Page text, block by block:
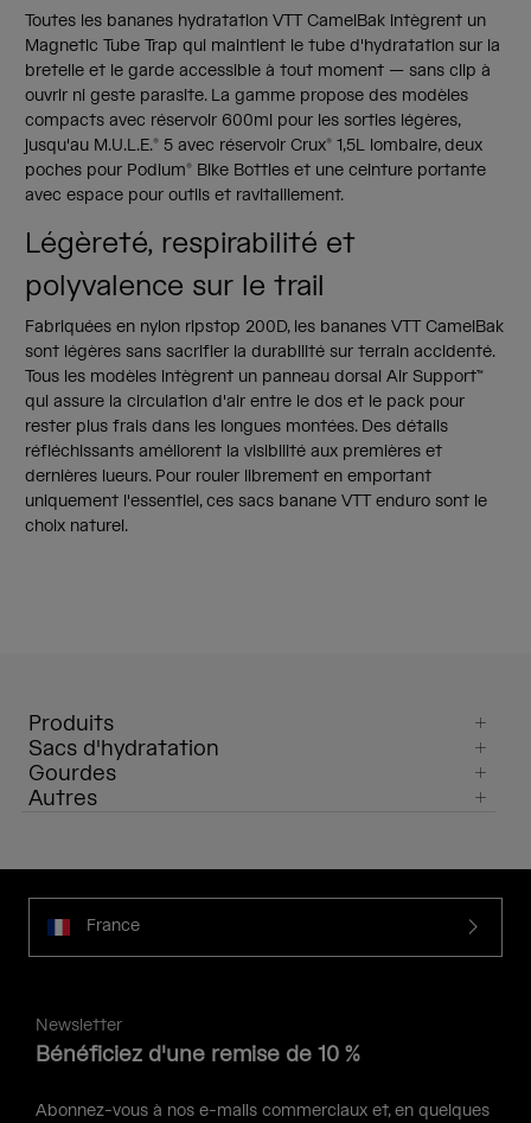
Toutes les bananes hydratation VTT CamelBak intègrent un
Magnetic Tube Trap qui maintient le tube d'hydratation sur la
bretelle et le garde accessible à tout moment — sans clip à
ouvrir ni geste parasite. La gamme propose des modèles
compacts avec réservoir 600ml pour les sorties légères,
jusqu'au M.U.L.E.® 5 avec réservoir Crux® 1,5L lombaire, deux
poches pour Podium® Bike Bottles et une ceinture portante
avec espace pour outils et ravitaillement.
Légèreté, respirabilité et
polyvalence sur le trail
Fabriquées en nylon ripstop 200D, les bananes VTT CamelBak
sont légères sans sacrifier la durabilité sur terrain accidenté.
Tous les modèles intègrent un panneau dorsal Air Support™
qui assure la circulation d'air entre le dos et le pack pour
rester plus frais dans les longues montées. Des détails
réfléchissants améliorent la visibilité aux premières et
dernières lueurs. Pour rouler librement en emportant
uniquement l'essentiel, ces sacs banane VTT enduro sont le
choix naturel.
Produits
Sacs d'hydratation
Gourdes
Autres
France
Newsletter
Bénéficiez d'une remise de 10 %
Abonnez-vous à nos e-mails commerciaux et, en quelques